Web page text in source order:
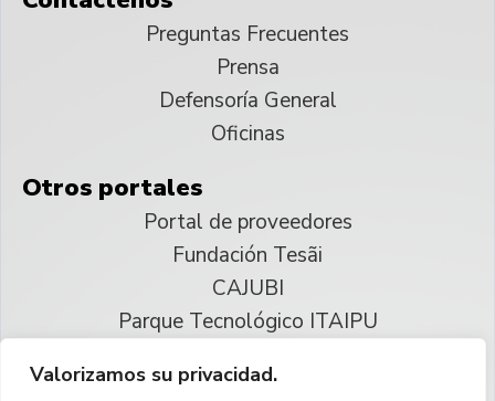
Valorizamos su privacidad.
Preguntas Frecuentes
Prensa
Defensoría General
Oficinas
Otros portales
Portal de proveedores
Fundación Tesãi
CAJUBI
Parque Tecnológico ITAIPU